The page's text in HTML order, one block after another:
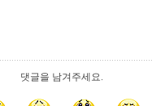
댓글을 남겨주세요.